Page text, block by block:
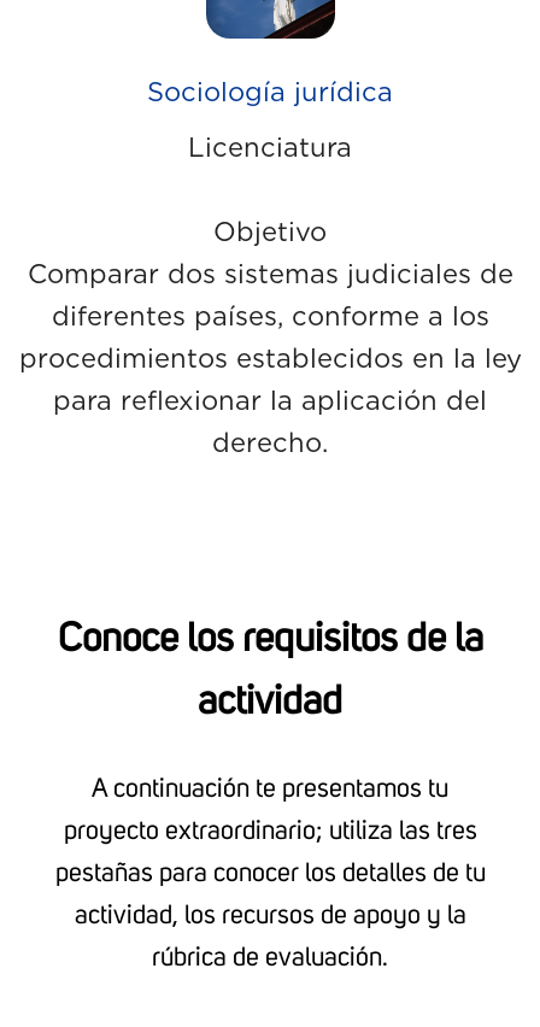
Sociología jurídica
Licenciatura
Objetivo
Comparar dos sistemas judiciales de
diferentes países, conforme a los
procedimientos establecidos en la ley
para reflexionar la aplicación del
derecho.
Conoce los requisitos de la
actividad
A continuación te presentamos tu
proyecto extraordinario; utiliza las tres
pestañas para conocer los detalles de tu
actividad, los recursos de apoyo y la
rúbrica de evaluación.